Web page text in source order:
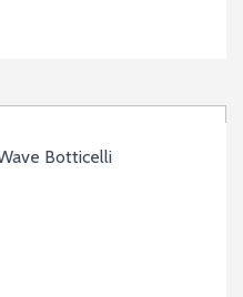
Botticelli